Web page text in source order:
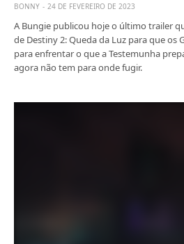
BONNY 24 DE FEVEREIRO DE 2023
A Bungie publicou hoje o último trailer
de Destiny 2: Queda da Luz para que os
para enfrentar o que a Testemunha
agora não tem para onde fugir.